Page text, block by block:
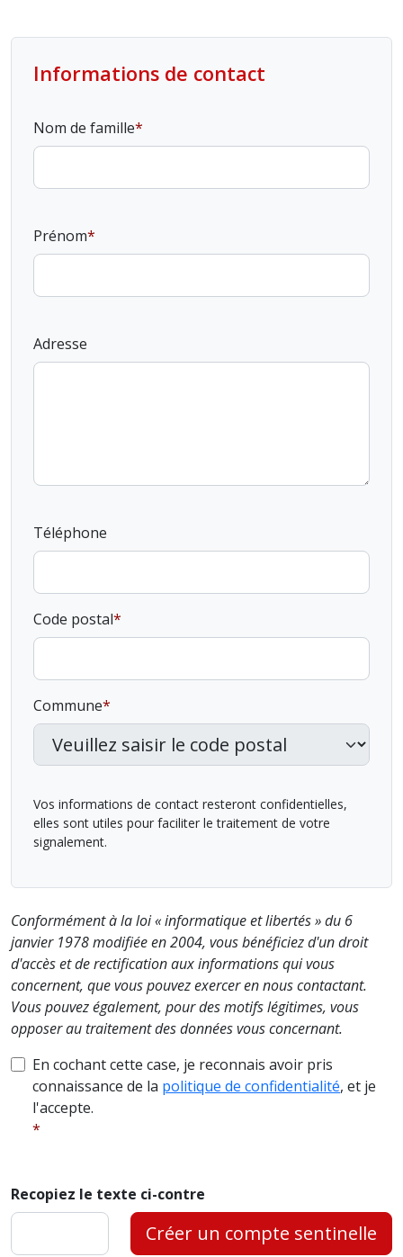
Informations de contact
Nom de famille
Prénom
Adresse
Téléphone
Code postal
Commune
Vos informations de contact resteront confidentielles,
elles sont utiles pour faciliter le traitement de votre
signalement.
Conformément à la loi « informatique et libertés » du 6
janvier 1978 modifiée en 2004, vous bénéficiez d'un droit
d'accès et de rectification aux informations qui vous
concernent, que vous pouvez exercer en nous contactant.
Vous pouvez également, pour des motifs légitimes, vous
opposer au traitement des données vous concernant.
En cochant cette case, je reconnais avoir pris
connaissance de la politique de confidentialité, et je
l'accepte.
Recopiez le texte ci-contre
Créer un compte sentinelle